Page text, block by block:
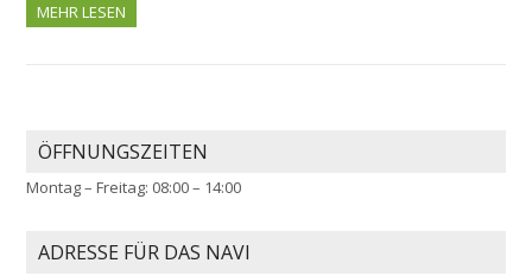
MEHR LESEN
ÖFFNUNGSZEITEN
Montag – Freitag: 08:00 – 14:00
ADRESSE FÜR DAS NAVI